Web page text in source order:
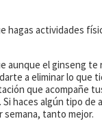
hagas actividades
aunque el ginseng te
a eliminar lo que
que acompañe
haces algún tipo de
semana, tanto mejor.